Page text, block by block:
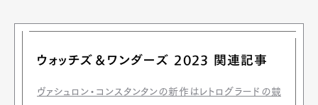
Pen Membership
Magazine
Contact
ウォッチズ＆ワンダーズ 2023 関連記事
ヴァシュロン・コンスタンタンの新作はレトログラードの競